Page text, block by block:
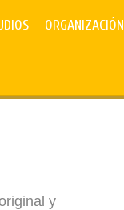
ORGANIZACIÓN
y